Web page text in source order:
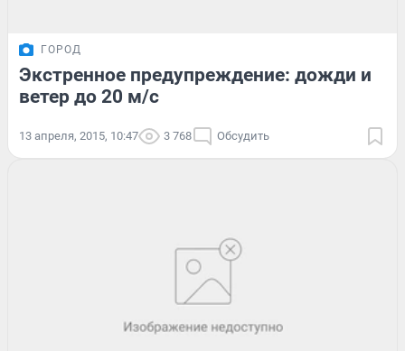
ГОРОД
Экстренное предупреждение: дожди и
ветер до 20 м/с
13 апреля, 2015, 10:47 3 768 Обсудить